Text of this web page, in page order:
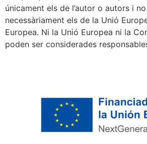
únicament els de l’autor o autors i
necessàriament els de la Unió
Europea. Ni la Unió Europea ni la
poden ser considerades